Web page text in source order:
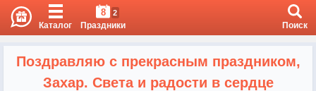
Каталог
8 2
Праздники Поиск
Поздравляю с прекрасным праздником,
Захар. Света и радости в сердце